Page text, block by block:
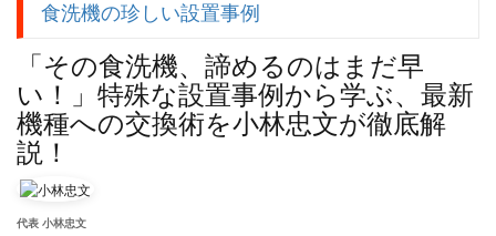
食洗機の珍しい設置事例
「その食洗機、諦めるのはまだ早
い！」特殊な設置事例から学ぶ、最新
機種への交換術を小林忠文が徹底解
説！
代表 小林忠文